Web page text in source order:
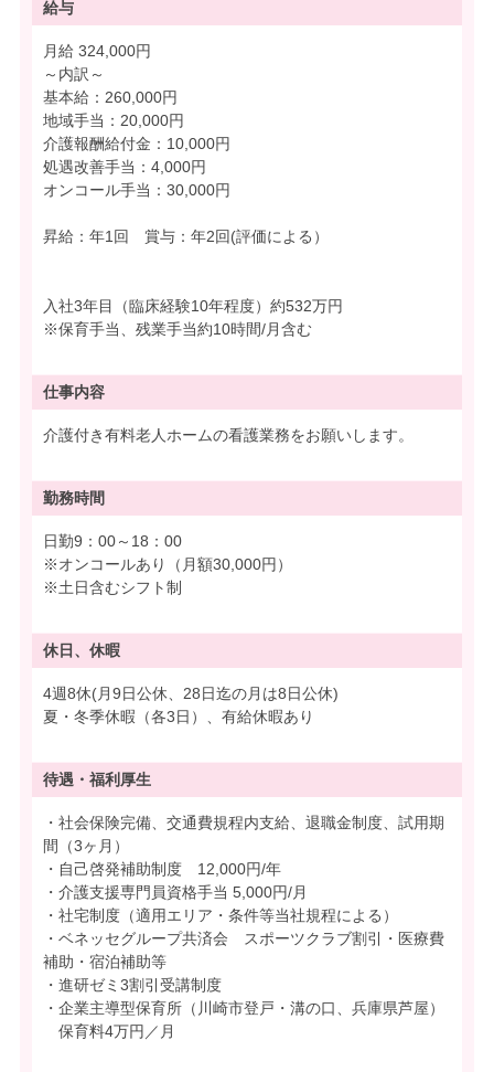
給与
月給 324,000円
～内訳～
基本給：260,000円
地域手当：20,000円
介護報酬給付金：10,000円
処遇改善手当：4,000円
オンコール手当：30,000円
昇給：年1回 賞与：年2回(評価による）
入社3年目（臨床経験10年程度）約532万円
※保育手当、残業手当約10時間/月含む
仕事内容
介護付き有料老人ホームの看護業務をお願いします。
勤務時間
日勤9：00～18：00
※オンコールあり（月額30,000円）
※土日含むシフト制
休日、休暇
4週8休(月9日公休、28日迄の月は8日公休)
夏・冬季休暇（各3日）、有給休暇あり
待遇・ 福利厚生
・社会保険完備、交通費規程内支給、退職金制度、試用期
間（3ヶ月）
・自己啓発補助制度 12,000円/年
・介護支援専門員資格手当 5,000円/月
・社宅制度（適用エリア・条件等当社規程による）
・ベネッセグループ共済会 スポーツクラブ割引・医療費
補助・宿泊補助等
・進研ゼミ3割引受講制度
・企業主導型保育所（川崎市登戸・溝の口、兵庫県芦屋）
保育料4万円／月